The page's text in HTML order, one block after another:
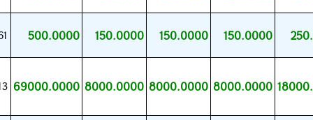
500.0000 150.0000 150.0000 150.0000
69000.0000 8000.0000 8000.0000 8000.0000